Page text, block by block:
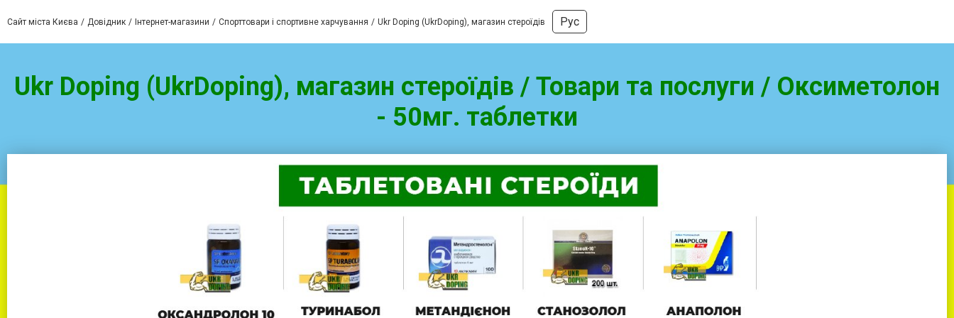
Сайт міста Києва Довідник Інтернет-магазини Спорттовари і спортивне харчування Ukr Doping (UkrDoping), магазин стероїдів Рус
Ukr Doping (UkrDoping), магазин стероїдів / Товари та послуги / Оксиметолон
- 50мг. таблетки